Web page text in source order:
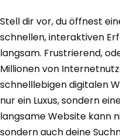
Stell dir vor, du öffnest
schnellen, interaktiven
langsam. Frustrierend,
Millionen von
schnelllebigen digitalen
nur ein Luxus, sondern
langsame Website kann
sondern auch deine